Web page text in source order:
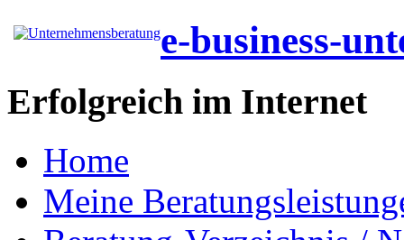
e-business-
Erfolgreich im Internet
Home
Meine